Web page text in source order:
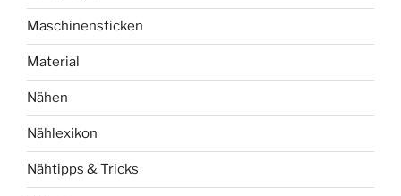
Maschinensticken
Material
Nähen
Nählexikon
Nähtipps & Tricks